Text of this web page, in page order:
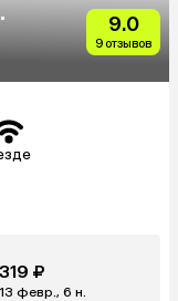
9.0
9 отзывов
₽
февр., 6 н.